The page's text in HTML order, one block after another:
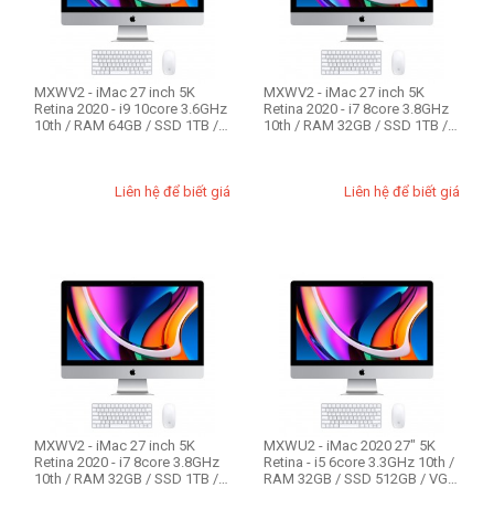
Ổ cứng HDD Mac
1TB
3TB
MXWV2 - iMac 27 inch 5K
Retina 2020 - i9 10core 3.6GHz
10th / RAM 64GB / SSD 1TB /
Liên hệ để biết giá
MXWV2 - iMac 27 inch 5K
Retina 2020 - i7 8core 3.8GHz
10th / RAM 32GB / SSD 1TB /
Liên hệ để biết giá
MXWV2 - iMac 27 inch 5K
Retina 2020 - i7 8core 3.8GHz
10th / RAM 32GB / SSD 1TB /
MXWU2 - iMac 2020 27" 5K
Retina - i5 6core 3.3GHz 10th /
RAM 32GB / SSD 512GB / VGA